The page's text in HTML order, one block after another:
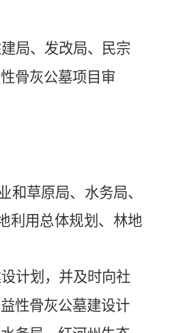
局、 发改局、民宗
骨灰公墓项目 审
和草原局、 水务局、
利用总体规划、林地
计划，并及时向社
性骨灰公墓建设计